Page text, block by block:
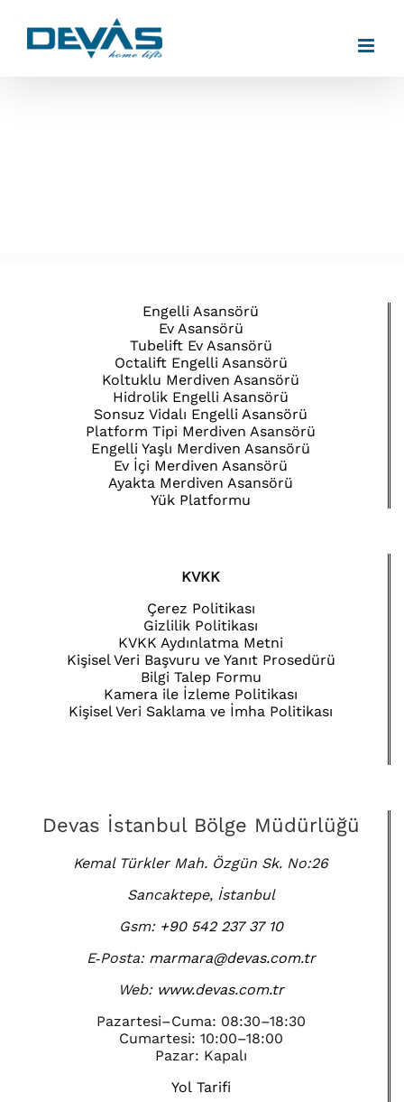
content
Engelli Asansörü
Ev Asansörü
Tubelift Ev Asansörü
Octalift Engelli Asansörü
Koltuklu Merdiven Asansörü
Hidrolik Engelli Asansörü
Sonsuz Vidalı Engelli Asansörü
Platform Tipi Merdiven Asansörü
Engelli Yaşlı Merdiven Asansörü
Ev İçi Merdiven Asansörü
Ayakta Merdiven Asansörü
Yük Platformu
KVKK
Çerez Politikası
Gizlilik Politikası
KVKK Aydınlatma Metni
Kişisel Veri Başvuru ve Yanıt Prosedürü
Bilgi Talep Formu
Kamera ile İzleme Politikası
Kişisel Veri Saklama ve İmha Politikası
Devas İstanbul Bölge Müdürlüğü
Kemal Türkler Mah. Özgün Sk. No:26
Sancaktepe, İstanbul
Gsm: +90 542 237 37 10
E‑Posta: marmara@devas.com.tr
Web: www.devas.com.tr
Pazartesi–Cuma: 08:30–18:30
Cumartesi: 10:00–18:00
Pazar: Kapalı
Yol Tarifi